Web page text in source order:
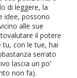
di leggere, la
idee, possono
alle sue
il potere
tu, con le tue, hai
serrato
lascia un po’
non fa).